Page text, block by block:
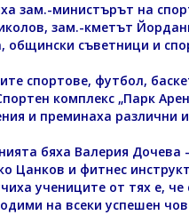
зам.-министърът на
зам.-кметът
съветници и
спортове, футбол,
комплекс „Парк
и преминаха различни
бяха Валерия Дочева
Цанков и фитнес
учениците от тях е, че
на всеки успешен